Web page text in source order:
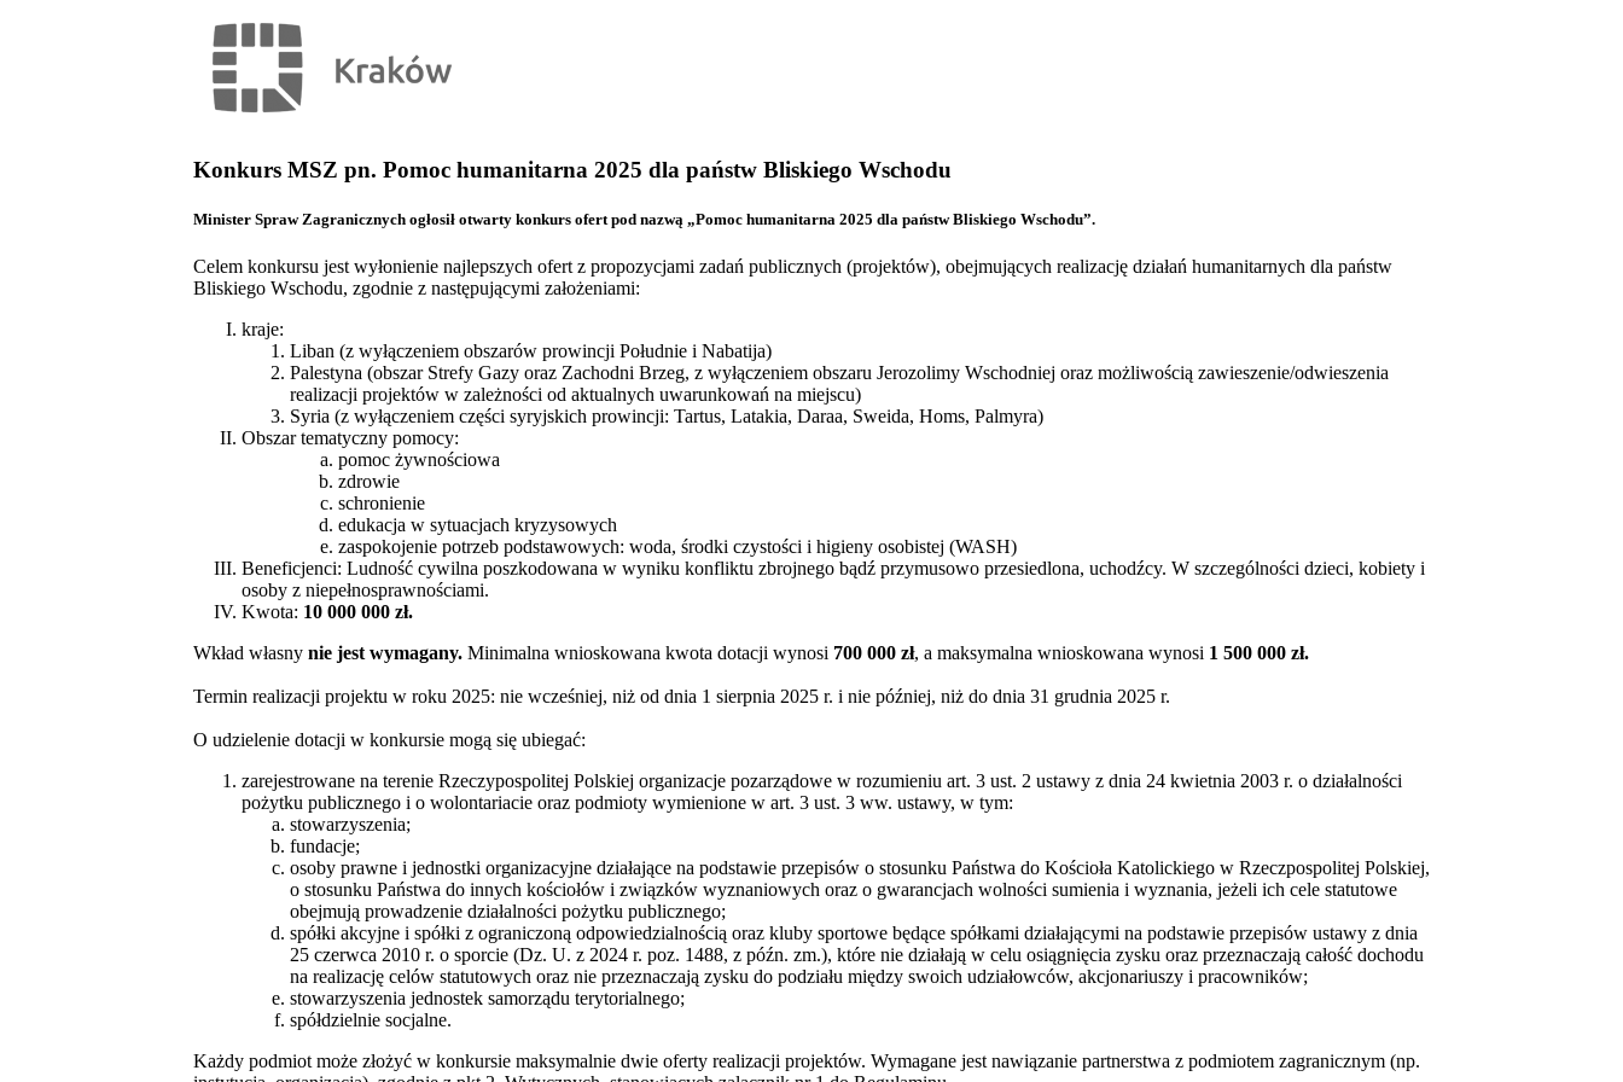
Konkurs MSZ pn. Pomoc humanitarna 2025 dla państw Bliskiego Wschodu
Minister Spraw Zagranicznych ogłosił otwarty konkurs ofert pod nazwą „Pomoc humanitarna 2025 dla państw Bliskiego Wschodu”.
Celem konkursu jest wyłonienie najlepszych ofert z propozycjami zadań publicznych (projektów), obejmujących realizację działań humanitarnych dla państw
Bliskiego Wschodu, zgodnie z następującymi założeniami:
kraje:
Liban (z wyłączeniem obszarów prowincji Południe i Nabatija)
Palestyna (obszar Strefy Gazy oraz Zachodni Brzeg, z wyłączeniem obszaru Jerozolimy Wschodniej oraz możliwością zawieszenie/odwieszenia
realizacji projektów w zależności od aktualnych uwarunkowań na miejscu)
Syria (z wyłączeniem części syryjskich prowincji: Tartus, Latakia, Daraa, Sweida, Homs, Palmyra)
Obszar tematyczny pomocy:
pomoc żywnościowa
zdrowie
schronienie
edukacja w sytuacjach kryzysowych
zaspokojenie potrzeb podstawowych: woda, środki czystości i higieny osobistej (WASH)
Beneficjenci: Ludność cywilna poszkodowana w wyniku konfliktu zbrojnego bądź przymusowo przesiedlona, uchodźcy. W szczególności dzieci, kobiety i
osoby z niepełnosprawnościami.
Kwota: 10 000 000 zł.
Wkład własny nie jest wymagany. Minimalna wnioskowana kwota dotacji wynosi 700 000 zł, a maksymalna wnioskowana wynosi 1 500 000 zł.
Termin realizacji projektu w roku 2025: nie wcześniej, niż od dnia 1 sierpnia 2025 r. i nie później, niż do dnia 31 grudnia 2025 r.
O udzielenie dotacji w konkursie mogą się ubiegać:
zarejestrowane na terenie Rzeczypospolitej Polskiej organizacje pozarządowe w rozumieniu art. 3 ust. 2 ustawy z dnia 24 kwietnia 2003 r. o działalności
pożytku publicznego i o wolontariacie oraz podmioty wymienione w art. 3 ust. 3 ww. ustawy, w tym:
stowarzyszenia;
fundacje;
osoby prawne i jednostki organizacyjne działające na podstawie przepisów o stosunku Państwa do Kościoła Katolickiego w Rzeczpospolitej Polskiej,
o stosunku Państwa do innych kościołów i związków wyznaniowych oraz o gwarancjach wolności sumienia i wyznania, jeżeli ich cele statutowe
obejmują prowadzenie działalności pożytku publicznego;
spółki akcyjne i spółki z ograniczoną odpowiedzialnością oraz kluby sportowe będące spółkami działającymi na podstawie przepisów ustawy z dnia
25 czerwca 2010 r. o sporcie (Dz. U. z 2024 r. poz. 1488, z późn. zm.), które nie działają w celu osiągnięcia zysku oraz przeznaczają całość dochodu
na realizację celów statutowych oraz nie przeznaczają zysku do podziału między swoich udziałowców, akcjonariuszy i pracowników;
stowarzyszenia jednostek samorządu terytorialnego;
spółdzielnie socjalne.
Każdy podmiot może złożyć w konkursie maksymalnie dwie oferty realizacji projektów. Wymagane jest nawiązanie partnerstwa z podmiotem zagranicznym (np.